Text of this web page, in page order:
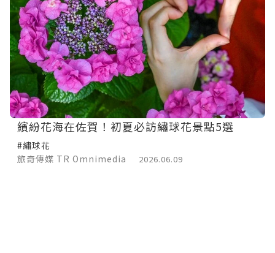
繽紛花海在佐賀！初夏必訪繡球花景點5選
#繡球花
旅奇傳媒 TR Omnimedia
2026.06.09